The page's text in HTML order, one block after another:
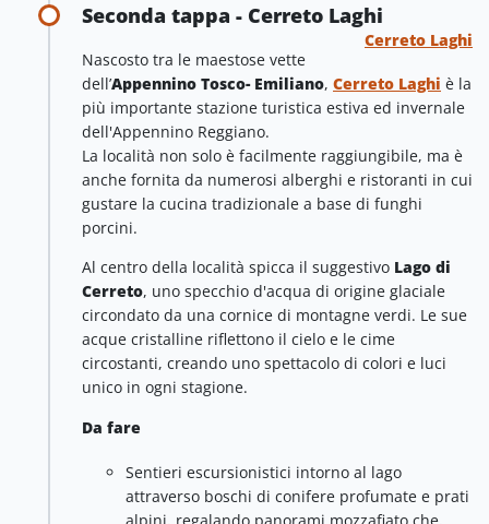
Seconda tappa - Cerreto Laghi
Cerreto Laghi
Nascosto tra le maestose vette
dell’Appennino Tosco- Emiliano, Cerreto Laghi è la
più importante stazione turistica estiva ed invernale
dell'Appennino Reggiano.
La località non solo è facilmente raggiungibile, ma è
anche fornita da numerosi alberghi e ristoranti in cui
gustare la cucina tradizionale a base di funghi
porcini.
Al centro della località spicca il suggestivo Lago di
Cerreto, uno specchio d'acqua di origine glaciale
circondato da una cornice di montagne verdi. Le sue
acque cristalline riflettono il cielo e le cime
circostanti, creando uno spettacolo di colori e luci
unico in ogni stagione.
Da fare
Sentieri escursionistici intorno al lago
attraverso boschi di conifere profumate e prati